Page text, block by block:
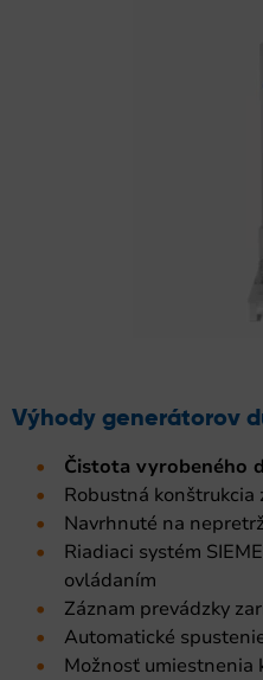
Výhody generátorov
Čistota vyrobeného
Robustná konštrukcia
Navrhnuté na
Riadiaci systém
ovládaním
Záznam prevádzky
Automatické
Možnosť umiestnenia